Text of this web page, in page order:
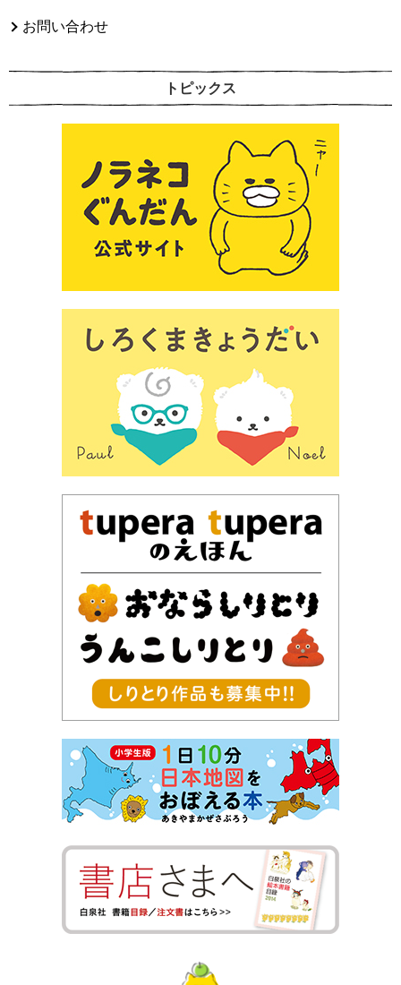
お問い合わせ
トピックス